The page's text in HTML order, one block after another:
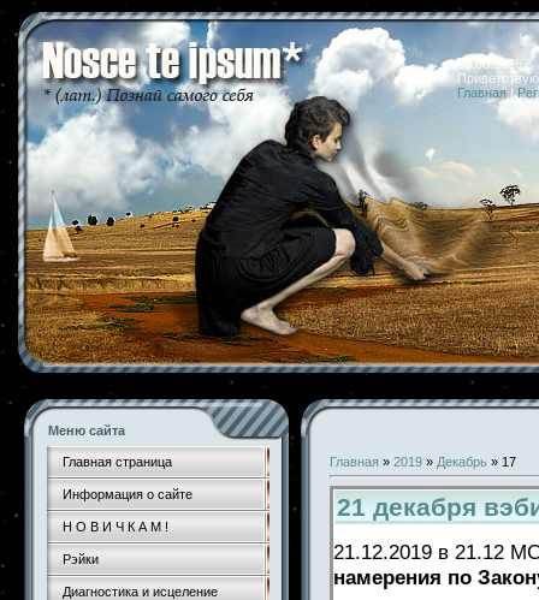
06.08.2026
Главная |
Меню сайта
Главная страница
Информация о сайте
Н О В И Ч К А М !
Рэйки
Диагностика и исцеление
Главная » 2019 » Декабрь » 17
21 декабря
21.12.2019 в 21.12
намерения по